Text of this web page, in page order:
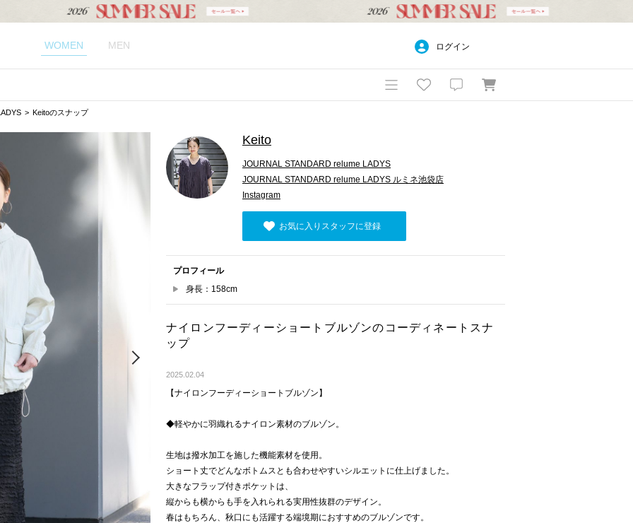
WOMEN MEN ログイン
Keitoのスナップ
Keito
JOURNAL STANDARD relume LADYS
JOURNAL STANDARD relume LADYS ルミネ池袋店
Instagram
お気に入りスタッフに登録
プロフィール
身長：158cm
ナイロンフーディーショートブルゾンのコーディネートスナ
ップ
2025.02.04
【ナイロンフーディーショートブルゾン】
◆軽やかに羽織れるナイロン素材のブルゾン。
生地は撥水加工を施した機能素材を使用。
ショート丈でどんなボトムスとも合わせやすいシルエットに仕上げました。
大きなフラップ付きポケットは、
縦からも横からも手を入れられる実用性抜群のデザイン。
春はもちろん、秋口にも活躍する端境期におすすめのブルゾンです。